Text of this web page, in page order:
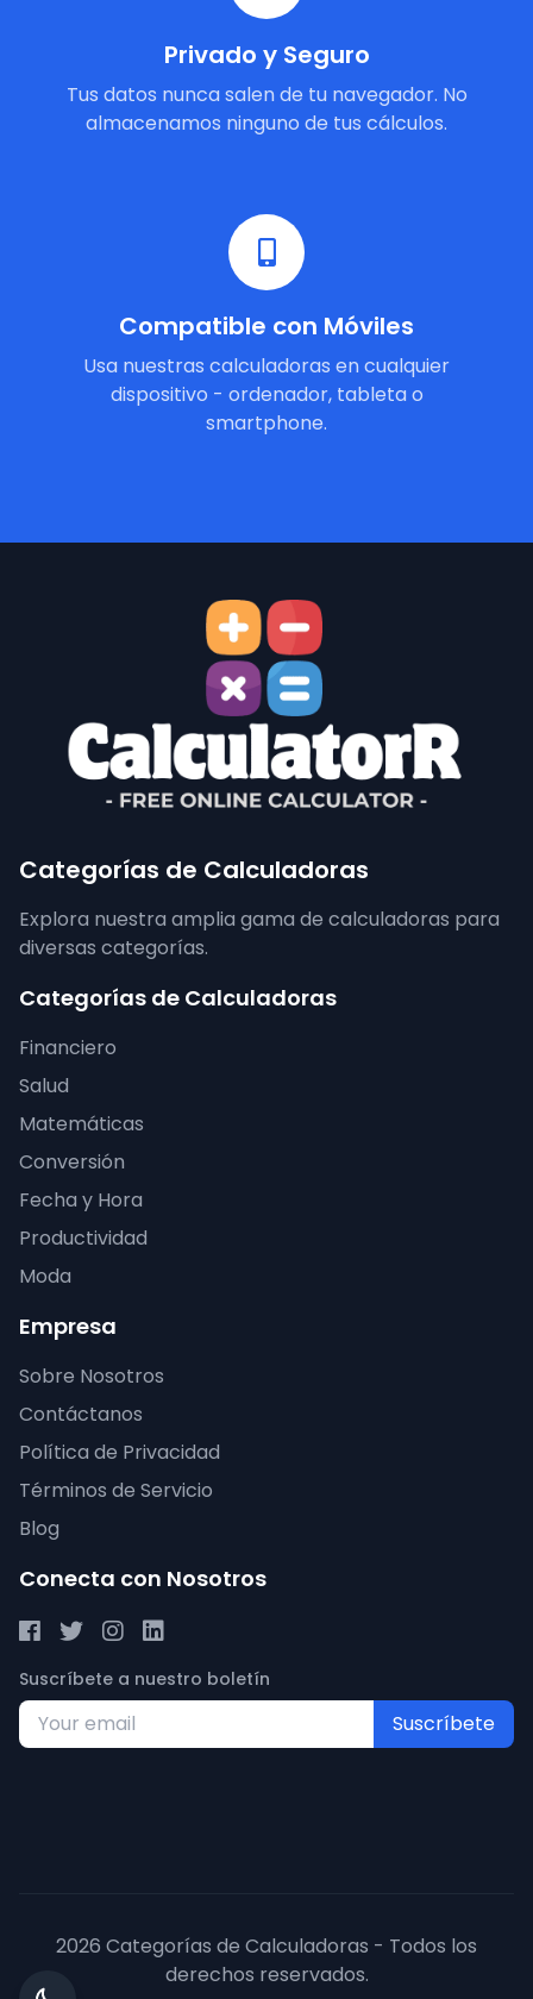
Privado y Seguro
Tus datos nunca salen de tu navegador. No
almacenamos ninguno de tus cálculos.
Compatible con Móviles
Usa nuestras calculadoras en cualquier
dispositivo - ordenador, tableta o
smartphone.
Categorías de Calculadoras
Explora nuestra amplia gama de calculadoras para
diversas categorías.
Categorías de Calculadoras
Financiero
Salud
Matemáticas
Conversión
Fecha y Hora
Productividad
Moda
Empresa
Sobre Nosotros
Contáctanos
Política de Privacidad
Términos de Servicio
Blog
Conecta con Nosotros
Suscríbete a nuestro boletín
Suscríbete
2026 Categorías de Calculadoras - Todos los
derechos reservados.